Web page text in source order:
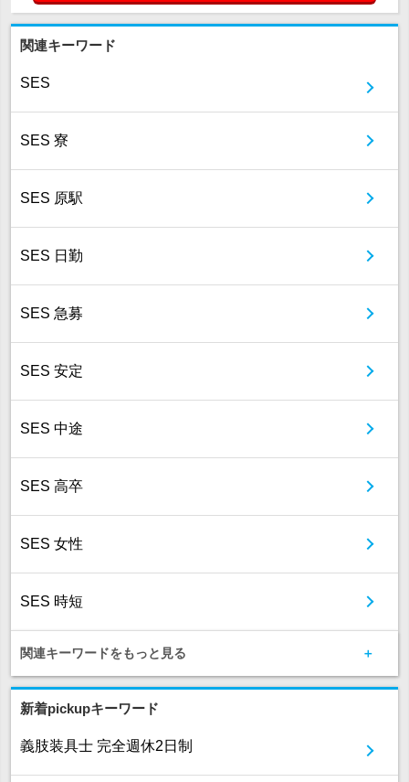
関連キーワード
SES
SES 寮
SES 原駅
SES 日勤
SES 急募
SES 安定
SES 中途
SES 高卒
SES 女性
SES 時短
関連キーワードをもっと見る
新着pickupキーワード
義肢装具士 完全週休2日制